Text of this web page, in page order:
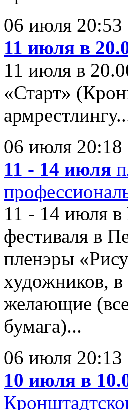
06 июля 20:53
11 июля в
11 июля в
«Старт»
06 июля 20:18
11 - 14 июля
11 - 14 июля в
фестиваля в
пленэры
художников, в
желающие
бумага)...
06 июля 20:13
10 июля в